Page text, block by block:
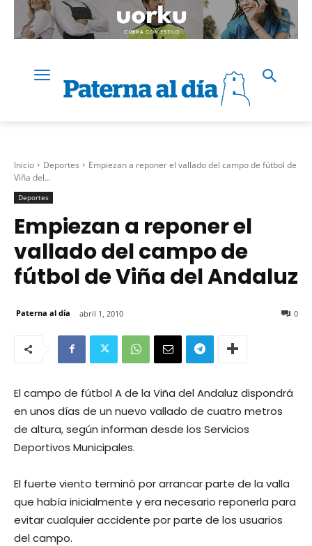
Inicio Deportes
Empiezan a reponer el vallado del campo de fútbol de
Viña del...
Deportes
Empiezan a reponer el
vallado del campo de
fútbol de Viña del Andaluz
Paterna al día abril 1, 2010 0
El campo de fútbol A de la Viña del Andaluz dispondrá
en unos días de un nuevo vallado de cuatro metros
de altura, según informan desde los Servicios
Deportivos Municipales.
El fuerte viento terminó por arrancar parte de la valla
que había inicialmente y era necesario reponerla para
evitar cualquier accidente por parte de los usuarios
del campo.